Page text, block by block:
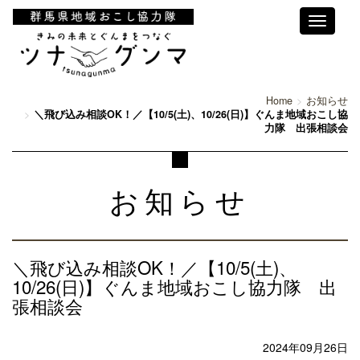
Toggle
Home
お知らせ
＼飛び込み相談OK！／【10/5(土)、10/26(日)】ぐんま地域おこし協
力隊 出張相談会
お知らせ
＼飛び込み相談OK！／【10/5(土)、
10/26(日)】ぐんま地域おこし協力隊 出
張相談会
2024年09月26日